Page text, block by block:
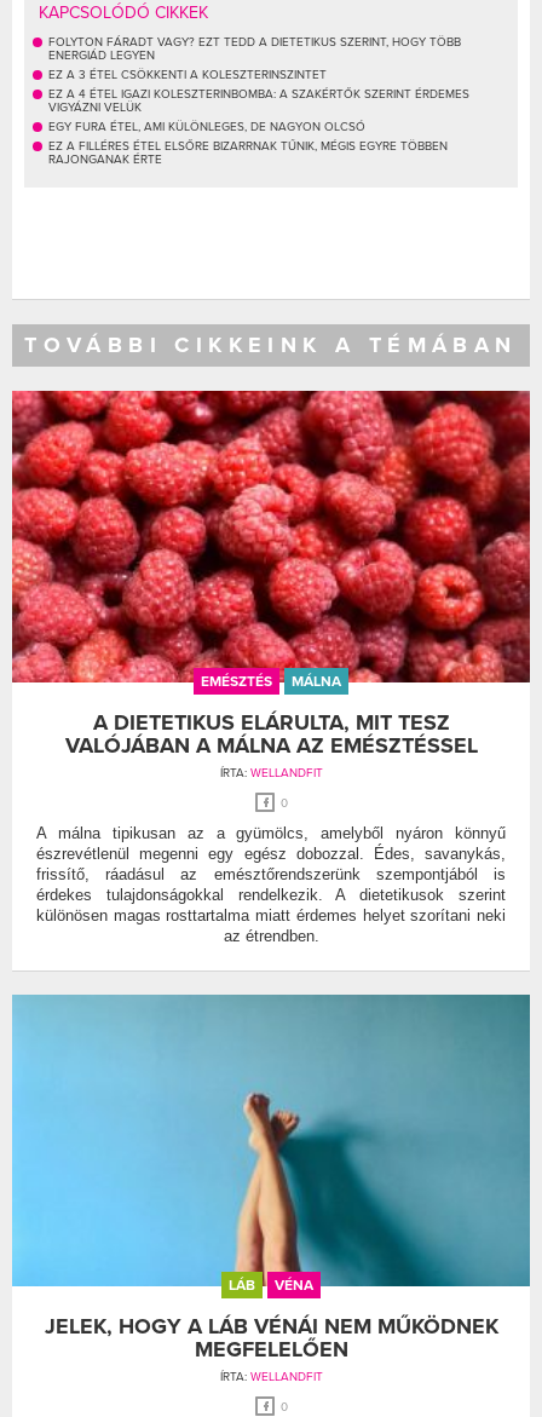
KAPCSOLÓDÓ CIKKEK
FOLYTON FÁRADT VAGY? EZT TEDD A DIETETIKUS SZERINT, HOGY TÖBB
ENERGIÁD LEGYEN
EZ A 3 ÉTEL CSÖKKENTI A KOLESZTERINSZINTET
EZ A 4 ÉTEL IGAZI KOLESZTERINBOMBA: A SZAKÉRTŐK SZERINT ÉRDEMES
VIGYÁZNI VELÜK
EGY FURA ÉTEL, AMI KÜLÖNLEGES, DE NAGYON OLCSÓ
EZ A FILLÉRES ÉTEL ELSŐRE BIZARRNAK TŰNIK, MÉGIS EGYRE TÖBBEN
RAJONGANAK ÉRTE
TOVÁBBI CIKKEINK A TÉMÁBAN
EMÉSZTÉS MÁLNA
A DIETETIKUS ELÁRULTA, MIT TESZ
VALÓJÁBAN A MÁLNA AZ EMÉSZTÉSSEL
ÍRTA: WELLANDFIT
0
A málna tipikusan az a gyümölcs, amelyből nyáron könnyű
észrevétlenül megenni egy egész dobozzal. Édes, savanykás,
frissítő, ráadásul az emésztőrendszerünk szempontjából is
érdekes tulajdonságokkal rendelkezik. A dietetikusok szerint
különösen magas rosttartalma miatt érdemes helyet szorítani neki
az étrendben.
LÁB VÉNA
JELEK, HOGY A LÁB VÉNÁI NEM MŰKÖDNEK
MEGFELELŐEN
ÍRTA: WELLANDFIT
0